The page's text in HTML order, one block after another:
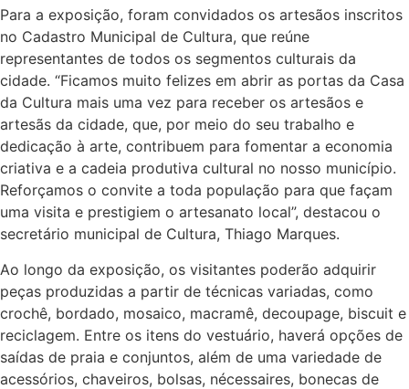
Para a exposição, foram convidados os artesãos inscritos
no Cadastro Municipal de Cultura, que reúne
representantes de todos os segmentos culturais da
cidade. “Ficamos muito felizes em abrir as portas da Casa
da Cultura mais uma vez para receber os artesãos e
artesãs da cidade, que, por meio do seu trabalho e
dedicação à arte, contribuem para fomentar a economia
criativa e a cadeia produtiva cultural no nosso município.
Reforçamos o convite a toda população para que façam
uma visita e prestigiem o artesanato local”, destacou o
secretário municipal de Cultura, Thiago Marques.
Ao longo da exposição, os visitantes poderão adquirir
peças produzidas a partir de técnicas variadas, como
crochê, bordado, mosaico, macramê, decoupage, biscuit e
reciclagem. Entre os itens do vestuário, haverá opções de
saídas de praia e conjuntos, além de uma variedade de
acessórios, chaveiros, bolsas, nécessaires, bonecas de